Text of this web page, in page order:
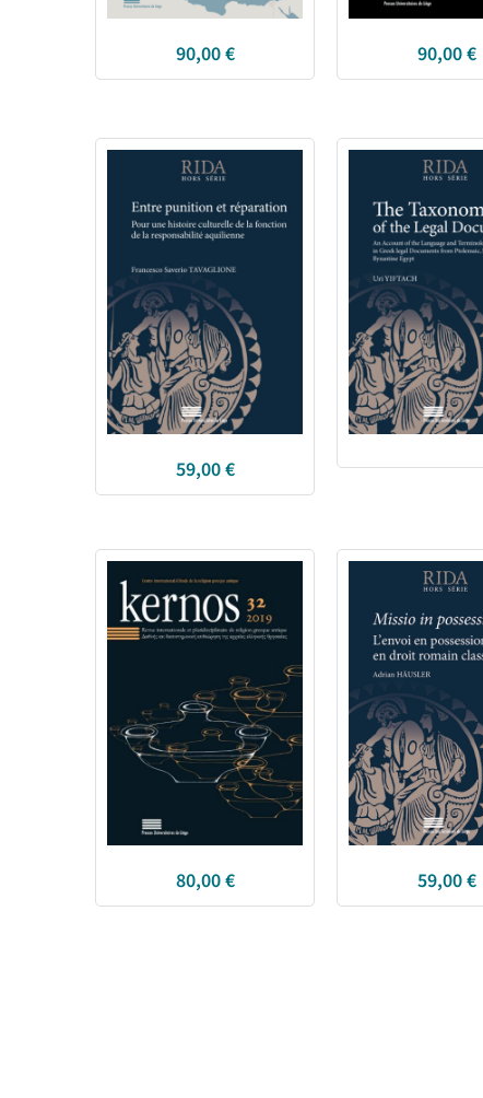
90,00€ 90,00€
réparation
59,00€
The Taxonomy of
Document
80,00€
possessionem
59,00€